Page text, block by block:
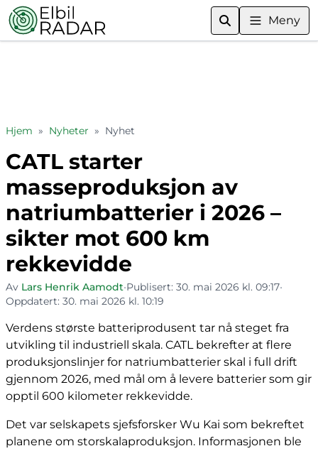
Meny
Hjem » Nyheter » Nyhet
CATL starter
masseproduksjon av
natriumbatterier i 2026 –
sikter mot 600 km
rekkevidde
Av Lars Henrik Aamodt•Publisert: 30. mai 2026 kl. 09:17•
Oppdatert: 30. mai 2026 kl. 10:19
Verdens største batteriprodusent tar nå steget fra
utvikling til industriell skala. CATL bekrefter at flere
produksjonslinjer for natriumbatterier skal i full drift
gjennom 2026, med mål om å levere batterier som gir
opptil 600 kilometer rekkevidde.
Det var selskapets sjefsforsker Wu Kai som bekreftet
planene om storskalaproduksjon. Informasjonen ble